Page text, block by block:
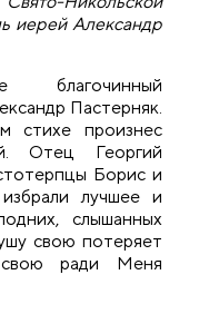
иерей Александр
благочинный
Пастерняк.
стихе произнес
Отец Георгий
Борис и
лучшее и
слышанных
свою потеряет
ради Меня